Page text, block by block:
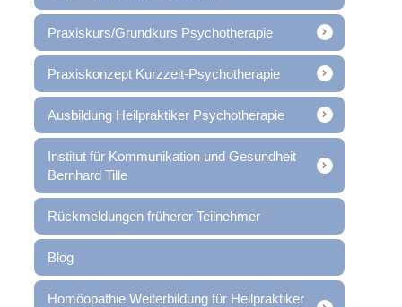
Praxiskurs/Grundkurs Psychotherapie
Praxiskonzept Kurzzeit-Psychotherapie
Ausbildung Heilpraktiker Psychotherapie
Institut für Kommunikation und Gesundheit
Bernhard Tille
Rückmeldungen früherer Teilnehmer
Blog
Homöopathie Weiterbildung für Heilpraktiker